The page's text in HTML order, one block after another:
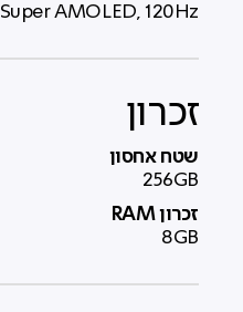
Super AMOLED, 120Hz, בהירות שיא 1000 nits
זכרון
שטח אחסון
256GB
זכרון RAM
8GB